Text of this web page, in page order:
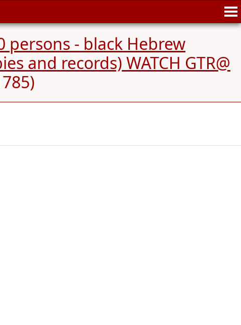
persons - black Hebrew
and records) WATCH GTR@